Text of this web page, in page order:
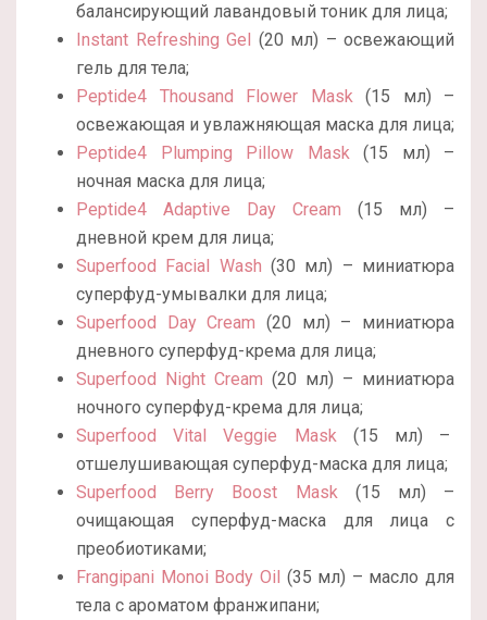
балансирующий лавандовый тоник для лица;
Instant Refreshing Gel (20 мл) – освежающий
гель для тела;
Peptide4 Thousand Flower Mask(15 мл) –
освежающая и увлажняющая маска для лица;
Peptide4 Plumping Pillow Mask(15 мл) –
ночная маска для лица;
Peptide4 Adaptive Day Cream (15 мл) –
дневной крем для лица;
Superfood Facial Wash (30 мл) – миниатюра
суперфуд-умывалки для лица;
Superfood Day Cream (20 мл) – миниатюра
дневного суперфуд-крема для лица;
Superfood Night Cream (20 мл) – миниатюра
ночного суперфуд-крема для лица;
Superfood Vital Veggie Mask(15 мл) –
отшелушивающая суперфуд-маска для лица;
Superfood Berry Boost Mask(15 мл) –
очищающая суперфуд-маска для лица с
преобиотиками;
Frangipani Monoi Body Oil (35 мл) – масло для
тела с ароматом франжипани;